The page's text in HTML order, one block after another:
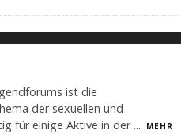
ist die
der sexuellen und
für einige Aktive in der ... MEHR